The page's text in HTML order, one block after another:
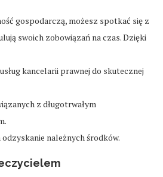
gospodarczą, możesz spotkać się z
swoich zobowiązań na czas. Dzięki
kancelarii prawnej do skutecznej
z długotrwałym
należnych środków.